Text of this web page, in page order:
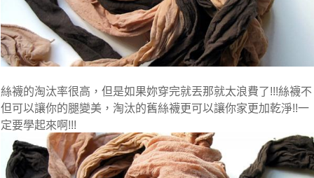
絲襪的淘汰率很高，但是如果妳穿完就丟那就太浪費了!!!絲襪不
但可以讓你的腿變美，淘汰的舊絲襪更可以讓你家更加乾淨!!一
定要學起來啊!!!